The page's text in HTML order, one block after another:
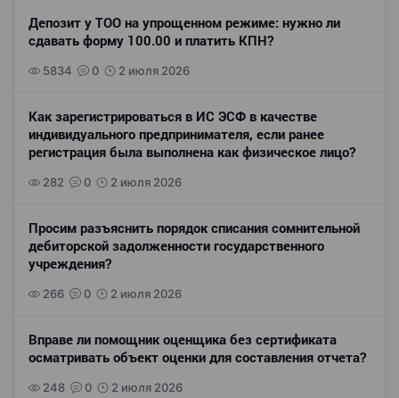
Депозит у ТОО на упрощенном режиме: нужно ли
сдавать форму 100.00 и платить КПН?
5834 0 2 июля 2026
Как зарегистрироваться в ИС ЭСФ в качестве
индивидуального предпринимателя, если ранее
регистрация была выполнена как физическое лицо?
282 0 2 июля 2026
Просим разъяснить порядок списания сомнительной
дебиторской задолженности государственного
учреждения?
266 0 2 июля 2026
Вправе ли помощник оценщика без сертификата
осматривать объект оценки для составления отчета?
248 0 2 июля 2026